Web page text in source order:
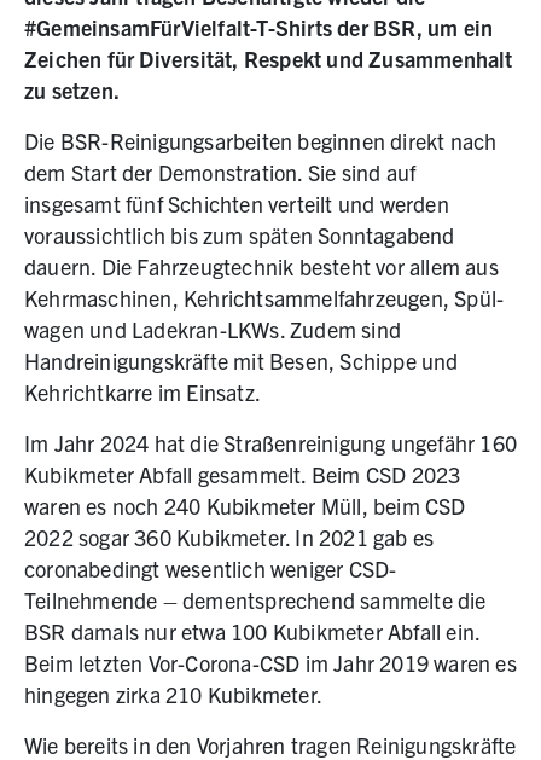
#GemeinsamFürVielfalt-T-Shirts der BSR, um ein
Zeichen für Diversität, Respekt und Zusammenhalt
zu setzen.
Die BSR-Reinigungsarbeiten beginnen direkt nach
dem Start der De­monstration. Sie sind auf
insgesamt fünf Schichten verteilt und werden
voraussichtlich bis zum späten Sonntag­abend
dauern. Die Fahrzeugtechnik besteht vor allem aus
Kehrmaschinen, Kehricht­sammel­fahrzeugen, Spül­
wagen und Ladekran-LKWs. Zudem sind
Handreinigungskräfte mit Besen, Schippe und
Kehrichtkarre im Einsatz.
Im Jahr 2024 hat die Straßenreinigung ungefähr 160
Kubikmeter Abfall gesammelt. Beim CSD 2023
waren es noch 240 Kubikmeter Müll, beim CSD
2022 sogar 360 Kubikmeter. In 2021 gab es
coronabedingt wesentlich weniger CSD-
Teilnehmende – dementsprechend sammelte die
BSR damals nur etwa 100 Kubikmeter Abfall ein.
Beim letzten Vor-Corona-CSD im Jahr 2019 waren es
hingegen zirka 210 Kubikmeter.
Wie bereits in den Vorjahren tragen Reinigungskräfte